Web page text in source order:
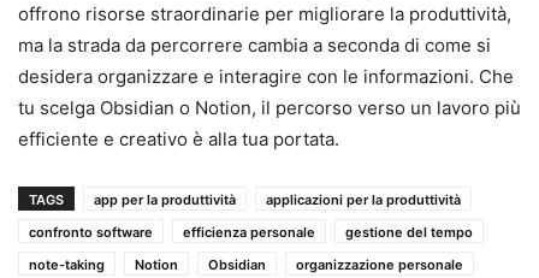
offrono risorse straordinarie per migliorare la produttività,
ma la strada da percorrere cambia a seconda di come si
desidera organizzare e interagire con le informazioni. Che
tu scelga Obsidian o Notion, il percorso verso un lavoro più
efficiente e creativo è alla tua portata.
TAGS app per la produttività
applicazioni per la produttività
confronto software
efficienza personale
gestione del tempo
note-taking
Notion Obsidian
organizzazione personale